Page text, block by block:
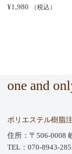
¥1,980 （税込）
one and
ポリエステル樹
住所：〒506-0008
TEL：070-8943-